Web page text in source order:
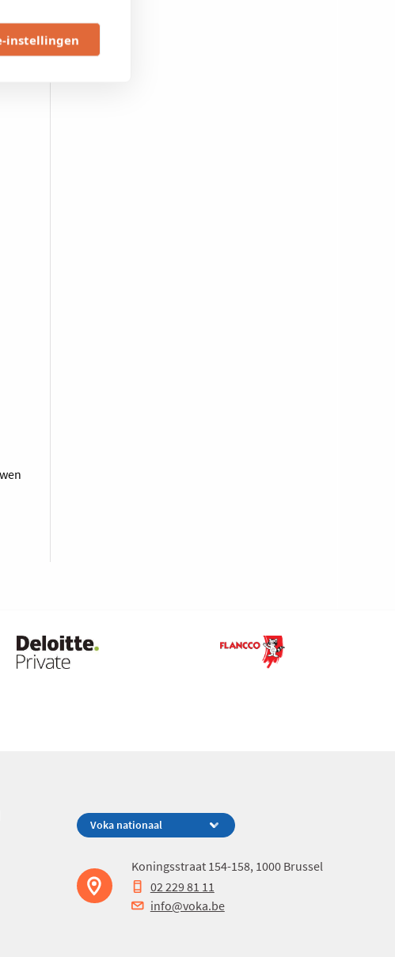
instellingen
Koningsstraat 154-158, 1000 Brussel
02 229 81 11
info@voka.be